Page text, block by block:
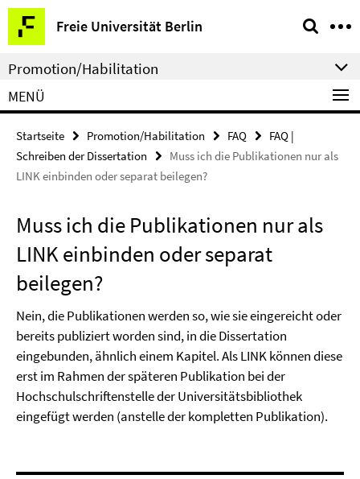
Springe
direkt
zu
Inhalt
Freie Universität Berlin
Service-
Navigation
Promotion/Habilitation
MENÜ
Startseite Promotion/Habilitation FAQ
FAQ |
Schreiben der Dissertation
Muss ich die Publikationen nur als
LINK einbinden oder separat beilegen?
Muss ich die Publikationen nur als
LINK einbinden oder separat
beilegen?
Nein, die Publikationen werden so, wie sie eingereicht oder
bereits publiziert worden sind, in die Dissertation
eingebunden, ähnlich einem Kapitel. Als LINK können diese
erst im Rahmen der späteren Publikation bei der
Hochschulschriftenstelle der Universitätsbibliothek
eingefügt werden (anstelle der kompletten Publikation).